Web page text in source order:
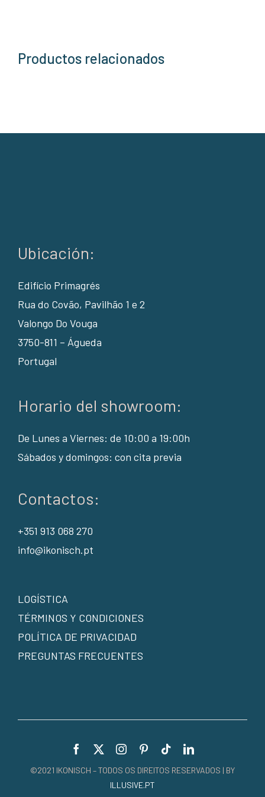
Productos relacionados
Ubicación:
Edifício Primagrés
Rua do Covão, Pavilhão 1 e 2
Valongo Do Vouga
3750-811 – Águeda
Portugal
Horario del showroom:
De Lunes a Viernes: de 10:00 a 19:00h
Sábados y domingos: con cita previa
Contactos:
+351 913 068 270
info@ikonisch.pt
LOGÍSTICA
TÉRMINOS Y CONDICIONES
POLÍTICA DE PRIVACIDAD
PREGUNTAS FRECUENTES
©2021 IKONISCH – TODOS OS DIREITOS RESERVADOS | BY
ILLUSIVE.PT